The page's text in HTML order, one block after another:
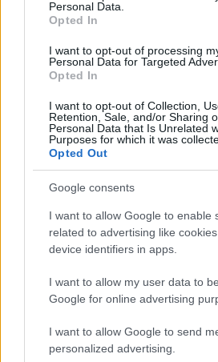
Personal Data.
Opted In
I want to opt-out of processing
Personal Data for Targeted
Opted In
I want to opt-out of Collection,
Retention, Sale, and/or Sharing
Personal Data that Is Unrelated
Purposes for which it was
Opted Out
Google consents
I want to allow Google to enable
related to advertising like
device identifiers in apps.
I want to allow my user data to
Google for online advertising
I want to allow Google to send
personalized advertising.
17 órája
MotoGP: Bezzecchi közel egy
körrekordon